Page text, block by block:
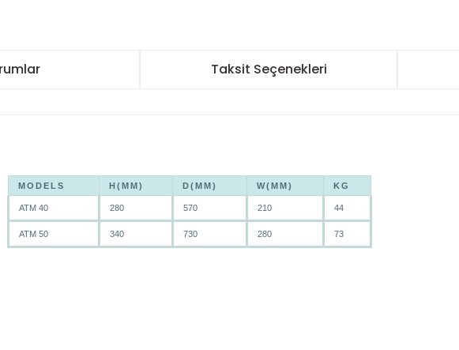
Taksit Seçenekleri
MODELS H(MM) D(MM) W(MM) KG
ATM 40 280 570 210 44
ATM 50 340 730 280 73